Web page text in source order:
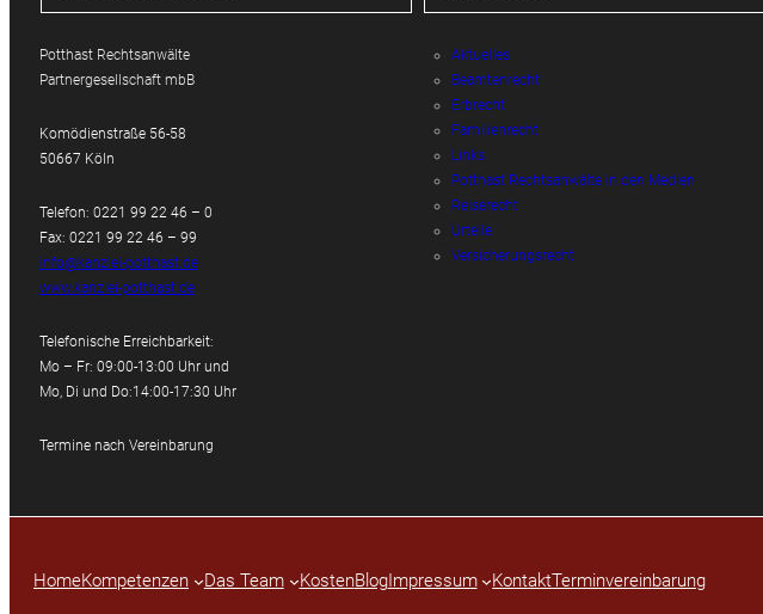
Potthast Rechtsanwälte
Partnergesellschaft mbB
Komödienstraße 56-58
50667 Köln
Telefon: 0221 99 22 46 – 0
Fax: 0221 99 22 46 – 99
info@kanzlei-potthast.de
www.kanzlei-potthast.de
Telefonische Erreichbarkeit:
Mo – Fr: 09:00-13:00 Uhr und
Mo, Di und Do:14:00-17:30 Uhr
Termine nach Vereinbarung
Aktuelles
Beamtenrecht
Erbrecht
Familienrecht
Links
Potthast Rechtsanwälte in den Medien
Reiserecht
Urteile
Versicherungsrecht
HomeKompetenzen Das Team KostenBlogImpressum KontaktTerminvereinbarung